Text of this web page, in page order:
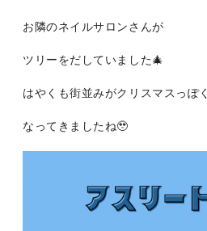
お隣のネイルサロンさんが
ツリーをだしていました🎄
はやくも街並みがクリスマスっぽく
なってきましたね🥹